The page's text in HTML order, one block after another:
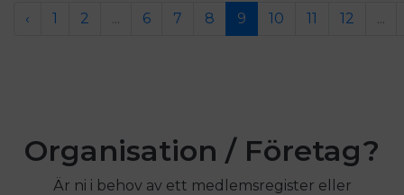
‹ 1 2 ... 6 7 8 9 10 11 12 ...
Organisation / Företag?
Är ni i behov av ett medlemsregister eller